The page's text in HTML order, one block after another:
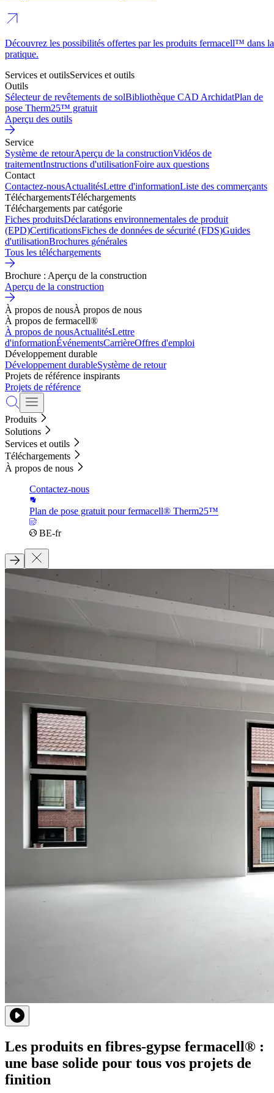
Découvrez les possibilités offertes par les produits fermacell™ dans la
pratique.
Services et outilsServices et outils
Outils
Sélecteur de revêtements de solBibliothèque CAD ArchidatPlan de
pose Therm25™ gratuit
Aperçu des outils
Service
Système de retourAperçu de la constructionVidéos de
traitementInstructions d'utilisationFoire aux questions
Contact
Contactez-nousActualitésLettre d'informationListe des commerçants
TéléchargementsTéléchargements
Téléchargements par catégorie
Fiches produitsDéclarations environnementales de produit
(EPD)CertificationsFiches de données de sécurité (FDS)Guides
d'utilisationBrochures générales
Tous les téléchargements
Brochure : Aperçu de la construction
Aperçu de la construction
À propos de nousÀ propos de nous
À propos de fermacell®
À propos de nousActualitésLettre
d'informationÉvénementsCarrièreOffres d'emploi
Développement durable
Développement durableSystème de retour
Projets de référence inspirants
Projets de référence
Produits
Solutions
Services et outils
Téléchargements
À propos de nous
Contactez-nous
Plan de pose gratuit pour fermacell® Therm25™
BE-fr
Les produits en fibres-gypse fermacell® :
une base solide pour tous vos projets de
finition